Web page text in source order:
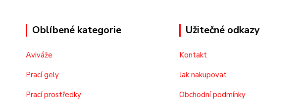
Oblíbené kategorie
Aviváže
Prací gely
Prací prostředky
Užitečné odkazy
Kontakt
Jak nakupovat
Obchodní podmínky